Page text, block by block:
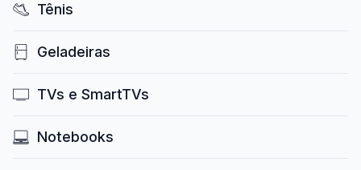
Tênis
Geladeiras
TVs e SmartTVs
Notebooks